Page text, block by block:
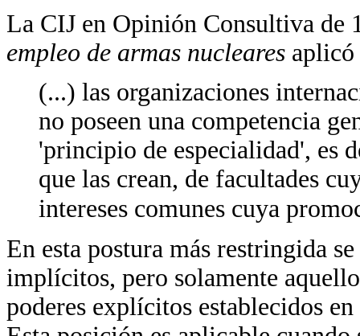
La CIJ en Opinión Consultiva de
empleo de armas nucleares aplicó
(...) las organizaciones
no poseen una competencia
'principio de especialidad', es
que las crean, de facultades
intereses comunes cuya
En esta postura más restringida
implícitos, pero solamente
poderes explícitos establecidos